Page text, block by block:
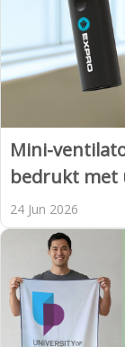
Mini-
bedrukt met
24 Jun 2026